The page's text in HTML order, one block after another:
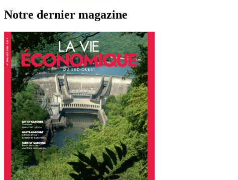
Notre dernier magazine